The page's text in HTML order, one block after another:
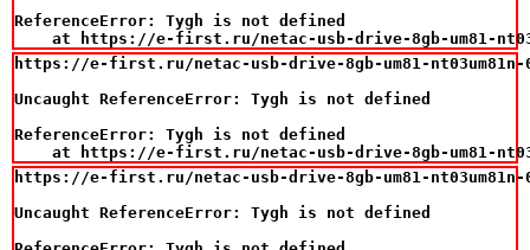
ReferenceError: Tygh is not defined
at https://e-first.ru/netac-usb-drive-8gb-um81-
https://e-first.ru/netac-usb-drive-8gb-um81-nt03um81n-
Uncaught ReferenceError: Tygh is not defined
ReferenceError: Tygh is not defined
at https://e-first.ru/netac-usb-drive-8gb-um81-
https://e-first.ru/netac-usb-drive-8gb-um81-nt03um81n-
Uncaught ReferenceError: Tygh is not defined